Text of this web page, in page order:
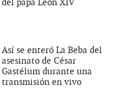
del papa León XIV
Así se enteró La Beba del
asesinato de César
Gastélum durante una
transmisión en vivo